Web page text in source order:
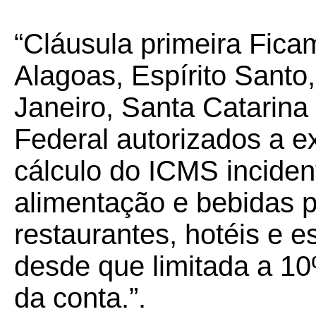
“Cláusula primeira
Alagoas, Espírito
Janeiro, Santa
Federal autorizados a
cálculo do ICMS
alimentação e bebidas
restaurantes, hotéis e
desde que limitada a
da conta.”.